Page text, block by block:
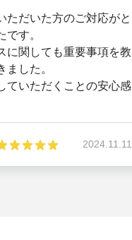
ただいた方のご対応がと
です。
に関しても重要事項を教
ました。
ていただくことの安心感
2024.11.11